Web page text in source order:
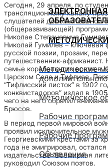
Методические
Методическое
Рабочие
Рабочие
Объявления
Сегодня, 29 апреля, по
трансляционному каналу
слушателей дополнительной
(общеразвивающей)
Николае Степановиче
Николай Гумилев – ключевая
русской поэзии, прозаик,
путешественник-
семье корабельного врача в
Царском Селе и Тифлисе.
“Тифлисский листок” в 1902
конквистадоров” издал в
чего на него обратил
Брюсов.
В период первой мировой
проявил исключительное
Георгиевскими крестами за
года не эмигрировал,
издательстве “Всемирная
руководил Союзом поэтов.